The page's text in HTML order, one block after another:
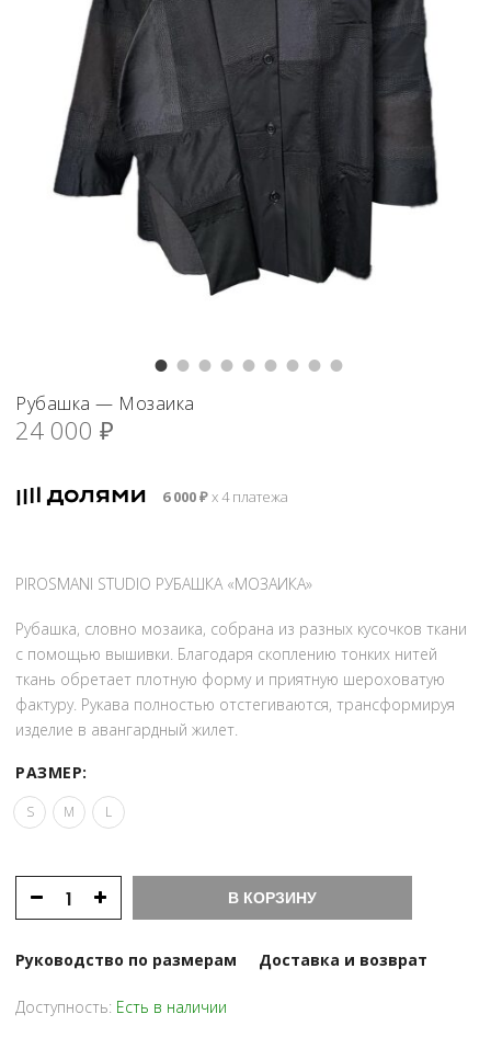
Рубашка — Мозаика
24 000 ₽
6 000₽х 4 платежа
PIROSMANI STUDIO РУБАШКА «МОЗАИКА»
Рубашка, словно мозаика, собрана из разных кусочков ткани
с помощью вышивки. Благодаря скоплению тонких нитей
ткань обретает плотную форму и приятную шероховатую
фактуру. Рукава полностью отстегиваются, трансформируя
изделие в авангардный жилет.
РАЗМЕР:
S M L
В КОРЗИНУ
Руководство по размерам Доставка и возврат
Доступность: Есть в наличии